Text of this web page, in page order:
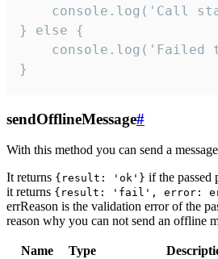
console.log('Call
} else {
console.log('Failed
}
sendOfflineMessage#
With this method you can send a
It returns {result: 'ok'} if the passed
it returns {result: 'fail', error:
errReason is the validation error of the
reason why you can not send an offline
Name Type